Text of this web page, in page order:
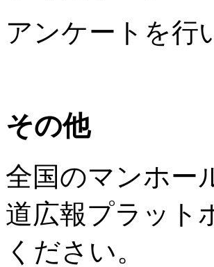
アンケートを行
その他
全国のマンホー
道広報プラット
ください。